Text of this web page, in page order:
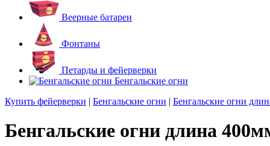
Веерные батареи
Фонтаны
Петарды и фейерверки
Бенгальские огни
Купить фейерверки | Бенгальские огни | Бенгальские огни
Бенгальские огни длина